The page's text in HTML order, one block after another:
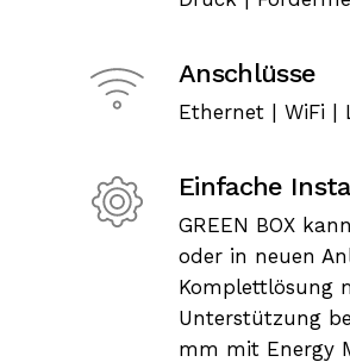
Anschlüsse
Ethernet | WiFi |
Einfache
GREEN BOX
oder in neuen
Komplettlösung
Unterstützung
mm mit Energy